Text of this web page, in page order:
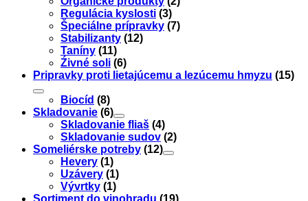
Regulácia kyslosti (3)
Špeciálne prípravky (7)
Stabilizanty (12)
Taníny (11)
Źivné soli (6)
Pripravky proti lietajúcemu a lezúcemu hmyzu (15)
Biocíd (8)
Skladovanie (6)
Skladovanie fliaš (4)
Skladovanie sudov (2)
Someliérske potreby (12)
Hevery (1)
Uzávery (1)
Vývrtky (1)
Sortiment do vinohradu (19)